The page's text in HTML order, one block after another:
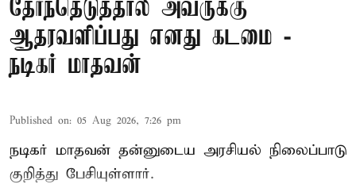
தேர்ந்தெடுத்தால் அவருக்கு
ஆதரவளிப்பது எனது கடமை -
நடிகர் மாதவன்
Published on: 05 Aug 2026, 7:26 pm
நடிகர் மாதவன் தன்னுடைய அரசியல் நிலைப்பாடு
குறித்து பேசியுள்ளார்.